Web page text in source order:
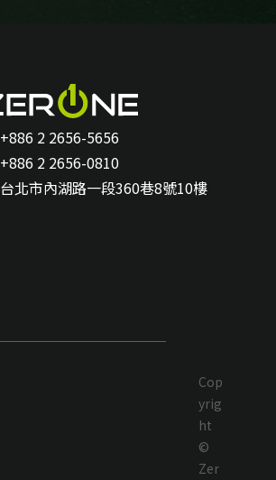
+886 2 2656-5656
+886 2 2656-0810
台北市內湖路一段360巷8號10樓
Cop
yrig
ht
©
Zer